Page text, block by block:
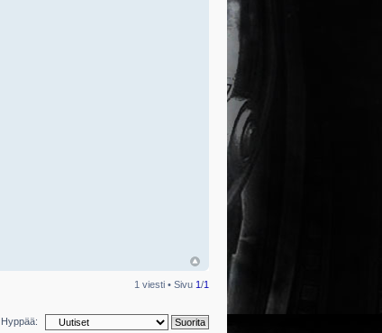
1 viesti • Sivu 1/1
Hyppää: